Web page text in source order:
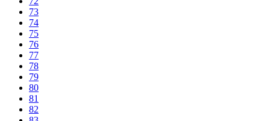
73
74
75
76
77
78
79
80
81
82